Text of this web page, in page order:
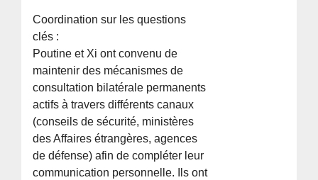
Coordination sur les questions
clés :
Poutine et Xi ont convenu de
maintenir des mécanismes de
consultation bilatérale permanents
actifs à travers différents canaux
(conseils de sécurité, ministères
des Affaires étrangères, agences
de défense) afin de compléter leur
communication personnelle. Ils ont